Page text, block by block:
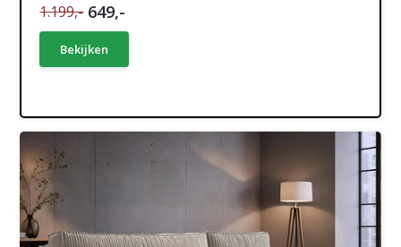
1.199,- 649,-
Bekijken